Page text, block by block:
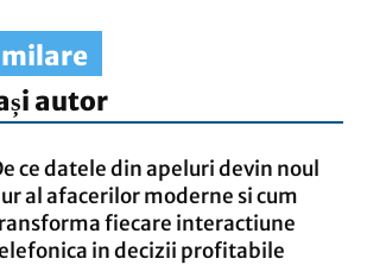
autor
ce datele din apeluri devin noul
al afacerilor moderne si cum
fiecare interactiune
in decizii profitabile